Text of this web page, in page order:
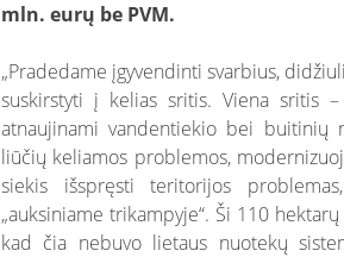
mln. eurų be PVM.
„Pradedame įgyvendinti svarbius,
suskirstyti į kelias sritis. Viena sritis
atnaujinami vandentiekio bei buitinių
liūčių keliamos problemos,
siekis išspręsti teritorijos
„auksiniame trikampyje“. Ši 110
kad čia nebuvo lietaus nuotekų